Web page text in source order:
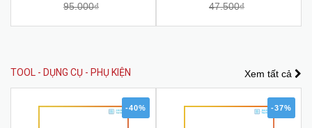
95.000₫ 47.500₫
TOOL - DỤNG CỤ - PHỤ KIỆN Xem tất cả
-40% -37%